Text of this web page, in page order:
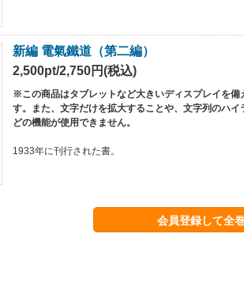
新編 電氣鐵道（第二編）
2,500pt/2,750円(税込)
※この商品はタブレットなど大きいディスプレイを備
す。また、文字だけを拡大することや、文字列のハ
どの機能が使用できません。
1933年に刊行された書。
会員登録して全